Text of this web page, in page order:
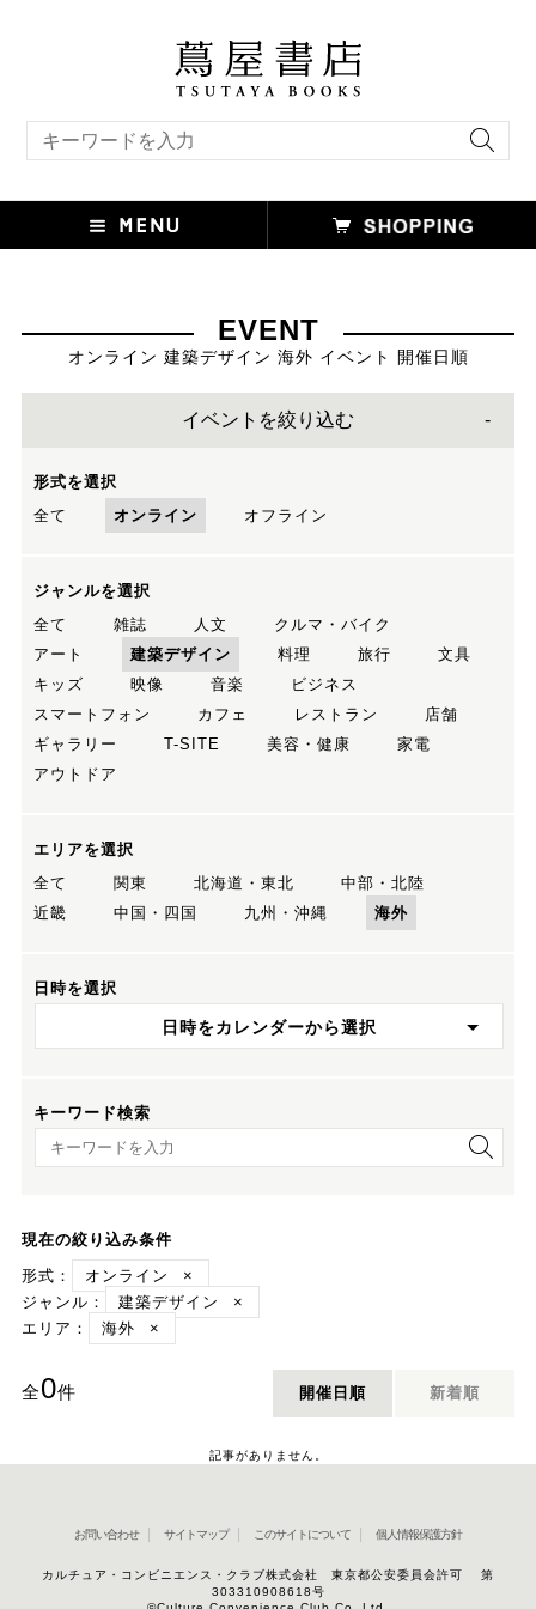
EVENT
オンライン 建築デザイン 海外 イベント 開催日順
イベントを絞り込む
形式を選択
全て
オンライン オフライン
ジャンルを選択
全て
雑誌 人文
クルマ・バイク
アート
建築デザイン 料理 旅行
文具
キッズ
映像 音楽
ビジネス
スマートフォン
カフェ レストラン
店舗
ギャラリー
T-SITE 美容・健康
家電
アウトドア
エリアを選択
全て
関東 北海道・東北
中部・北陸
近畿
中国・四国 九州・沖縄 海外
日時を選択
日時をカレンダーから選択
キーワード検索
キーワード検索
現在の絞り込み条件
形式：
オンライン
×
ジャンル：
建築デザイン
×
エリア：
海外 ×
全0件 開催日順 新着順
記事がありません。
お問い合わせ サイトマップ このサイトについて 個人情報保護方針
カルチュア・コンビニエンス・クラブ株式会社 東京都公安委員会許可 第
303310908618号